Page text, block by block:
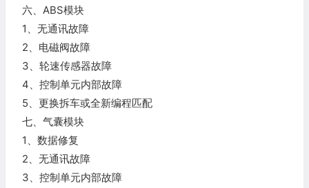
六、ABS模块
1、无通讯故障
2、电磁阀故障
3、轮速传感器故障
4、控制单元内部故障
5、更换拆车或全新编程匹配
七、气囊模块
1、数据修复
2、无通讯故障
3、控制单元内部故障